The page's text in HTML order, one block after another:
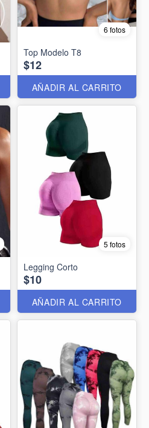
6 fotos
Top Modelo T8
$12
AÑADIR AL CARRITO
5 fotos
Legging Corto
$10
AÑADIR AL CARRITO